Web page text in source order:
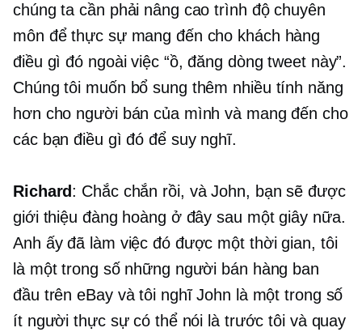
chúng ta cần phải nâng cao trình độ chuyên
môn để thực sự mang đến cho khách hàng
điều gì đó ngoài việc “ồ, đăng dòng tweet này”.
Chúng tôi muốn bổ sung thêm nhiều tính năng
hơn cho người bán của mình và mang đến cho
các bạn điều gì đó để suy nghĩ.
Richard: Chắc chắn rồi, và John, bạn sẽ được
giới thiệu đàng hoàng ở đây sau một giây nữa.
Anh ấy đã làm việc đó được một thời gian, tôi
là một trong số những người bán hàng ban
đầu trên eBay và tôi nghĩ John là một trong số
ít người thực sự có thể nói là trước tôi và quay